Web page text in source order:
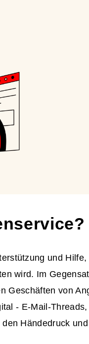
?
und Hilfe,
wird. Im
Geschäften von
- E-Mail-
Händedruck